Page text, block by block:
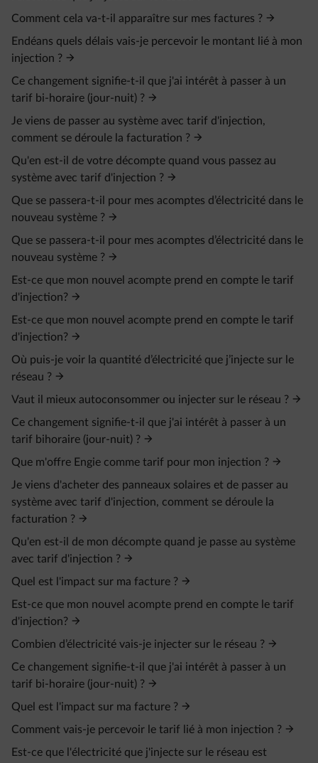
Comment cela va-t-il apparaître sur mes factures ?
Endéans quels délais vais-je percevoir le montant lié à mon
injection ?
Ce changement signifie-t-il que j'ai intérêt à passer à un
tarif bi-horaire (jour-nuit) ?
Je viens de passer au système avec tarif d'injection,
comment se déroule la facturation ?
Qu'en est-il de votre décompte quand vous passez au
système avec tarif d'injection ?
Que se passera-t-il pour mes acomptes d’électricité dans le
nouveau système ?
Que se passera-t-il pour mes acomptes d’électricité dans le
nouveau système ?
Est-ce que mon nouvel acompte prend en compte le tarif
d'injection?
Est-ce que mon nouvel acompte prend en compte le tarif
d'injection?
Où puis-je voir la quantité d’électricité que j’injecte sur le
réseau ?
Vaut il mieux autoconsommer ou injecter sur le réseau ?
Ce changement signifie-t-il que j'ai intérêt à passer à un
tarif bihoraire (jour-nuit) ?
Que m'offre Engie comme tarif pour mon injection ?
Je viens d'acheter des panneaux solaires et de passer au
système avec tarif d'injection, comment se déroule la
facturation ?
Qu'en est-il de mon décompte quand je passe au système
avec tarif d'injection ?
Quel est l'impact sur ma facture ?
Est-ce que mon nouvel acompte prend en compte le tarif
d'injection?
Combien d’électricité vais-je injecter sur le réseau ?
Ce changement signifie-t-il que j'ai intérêt à passer à un
tarif bi-horaire (jour-nuit) ?
Quel est l'impact sur ma facture ?
Comment vais-je percevoir le tarif lié à mon injection ?
Est-ce que l'électricité que j'injecte sur le réseau est